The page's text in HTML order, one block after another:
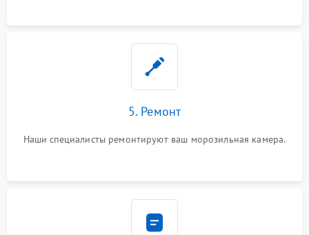
5. Ремонт
Наши специалисты ремонтируют ваш морозильная камера.